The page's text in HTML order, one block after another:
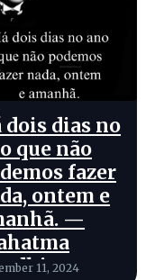
dois dias no
que não
fazer
ontem e
—
11, 2024